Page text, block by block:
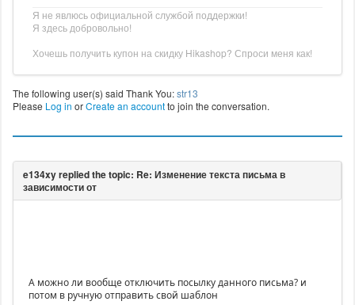
Я не явлюсь официальной службой поддержки!
Я здесь добровольно!
Хочешь получить купон на скидку Hikashop? Спроси меня как!
The following user(s) said Thank You:str13
Please Log in orCreate an accountto join the conversation.
А можно ли вообще отключить посылку данного письма? и
потом в ручную отправить свой шаблон